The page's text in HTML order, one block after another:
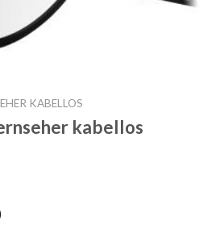
KABELLOS
kabellos